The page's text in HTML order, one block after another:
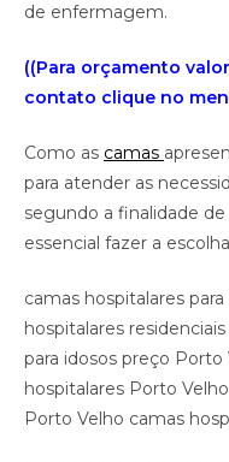
de enfermagem.
((Para orçamento
contato clique no
Como as camas
para atender as
segundo a finalidade
essencial fazer a
camas hospitalares
hospitalares
para idosos preço
hospitalares Porto
Porto Velho camas